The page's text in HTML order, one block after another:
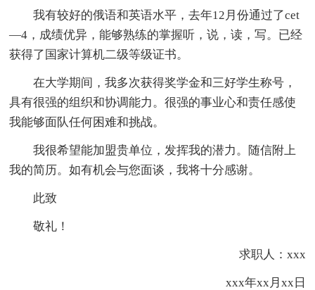
我有较好的俄语和英语水平，去年12月份通过了cet
—4，成绩优异，能够熟练的掌握听，说，读，写。已经
获得了国家计算机二级等级证书。
在大学期间，我多次获得奖学金和三好学生称号，
具有很强的组织和协调能力。很强的事业心和责任感使
我能够面队任何困难和挑战。
我很希望能加盟贵单位，发挥我的潜力。随信附上
我的简历。如有机会与您面谈，我将十分感谢。
此致
敬礼！
求职人：xxx
xxx年xx月xx日